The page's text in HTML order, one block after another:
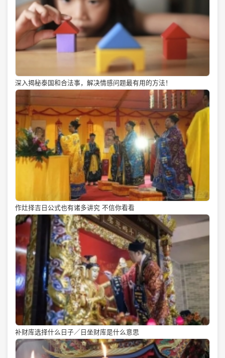
深入揭秘泰国和合法事，解决情感问题最有用的方法！
作灶择吉日公式也有诸多讲究 不信你看看
补财库选择什么日子／日坐财库是什么意思